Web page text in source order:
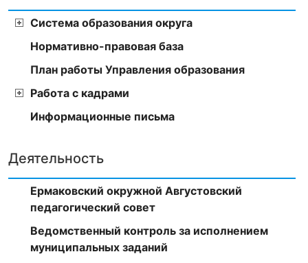
Система образования округа
Нормативно-правовая база
План работы Управления образования
Работа с кадрами
Информационные письма
Деятельность
Ермаковский окружной Августовский
педагогический совет
Ведомственный контроль за исполнением
муниципальных заданий